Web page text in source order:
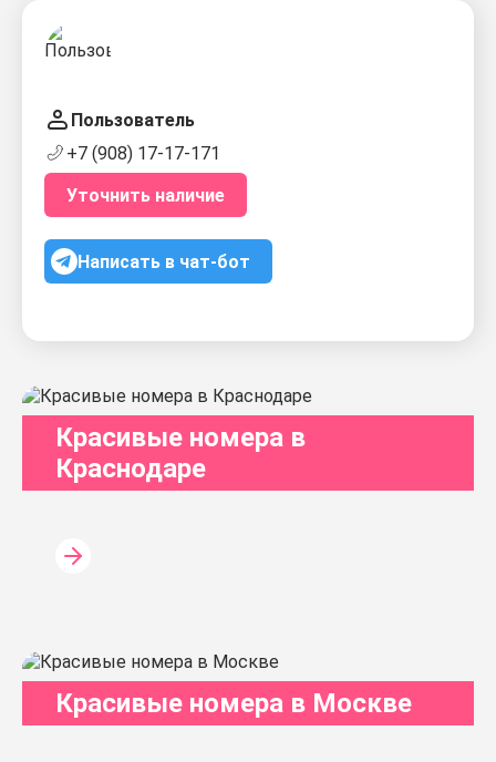
Пользователь
+7 (908) 17-17-171
Уточнить наличие
Написать в чат-бот
Красивые номера в
Краснодаре
Красивые номера в Москве